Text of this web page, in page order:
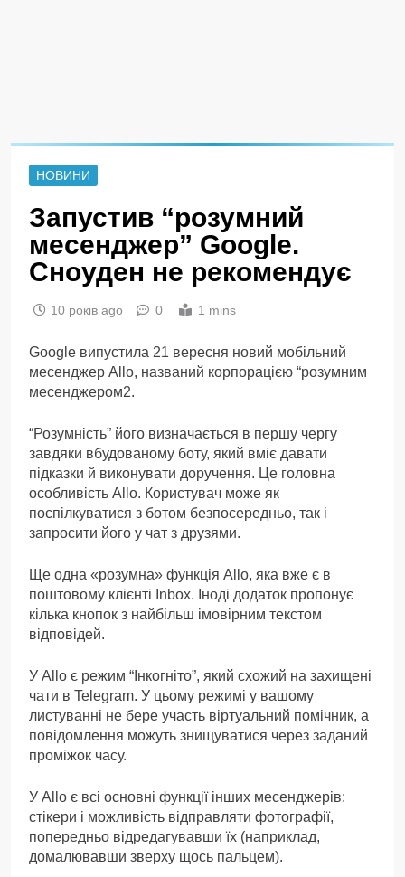
НОВИНИ
Запустив “розумний
месенджер” Google.
Сноуден не рекомендує
10 років ago 0 1 mins
Google випустила 21 вересня новий мобільний
месенджер Allo, названий корпорацією “розумним
месенджером2.
“Розумність” його визначається в першу чергу
завдяки вбудованому боту, який вміє давати
підказки й виконувати доручення. Це головна
особливість Allo. Користувач може як
поспілкуватися з ботом безпосередньо, так і
запросити його у чат з друзями.
Ще одна «розумна» функція Allo, яка вже є в
поштовому клієнті Inbox. Іноді додаток пропонує
кілька кнопок з найбільш імовірним текстом
відповідей.
У Allo є режим “Інкогніто”, який схожий на захищені
чати в Telegram. У цьому режимі у вашому
листуванні не бере участь віртуальний помічник, а
повідомлення можуть знищуватися через заданий
проміжок часу.
У Allo є всі основні функції інших месенджерів:
стікери і можливість відправляти фотографії,
попередньо відредагувавши їх (наприклад,
домалювавши зверху щось пальцем).